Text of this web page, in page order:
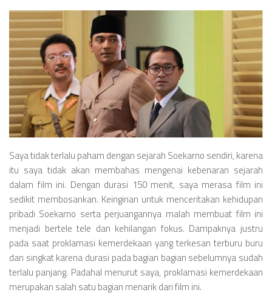
Saya tidak terlalu paham dengan sejarah Soekarno sendiri, karena
itu saya tidak akan membahas mengenai kebenaran sejarah
dalam film ini. Dengan durasi 150 menit, saya merasa film ini
sedikit membosankan. Keinginan untuk menceritakan kehidupan
pribadi Soekarno serta perjuangannya malah membuat film ini
menjadi bertele tele dan kehilangan fokus. Dampaknya justru
pada saat proklamasi kemerdekaan yang terkesan terburu buru
dan singkat karena durasi pada bagian bagian sebelumnya sudah
terlalu panjang. Padahal menurut saya, proklamasi kemerdekaan
merupakan salah satu bagian menarik dari film ini.